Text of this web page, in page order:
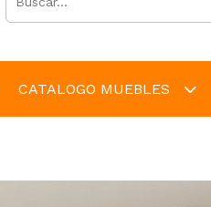
CATALOGO MUEBLES